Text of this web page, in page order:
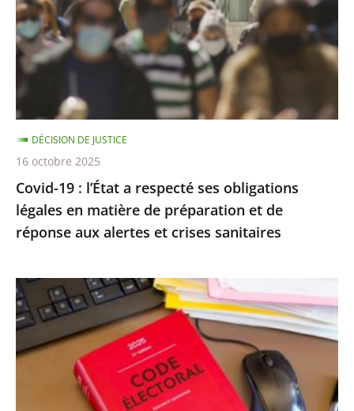
a
respecté
ses
obligations
légales
en
matière
de
préparation
et
de
aux
alertes
et
crises
sanitaires
Covid-19 : l’État a respecté ses obligations
légales en matière de préparation et de
réponse aux alertes et crises sanitaires
DÉCISION DE JUSTICE
16 octobre 2025
Exécution
provisoire
d’une
peine
d’inéligibilité